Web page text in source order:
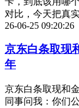
对比，今天把真
26-06-25 09:20:26
京东白条取现
年
京东白条取现和
同事问我：你们